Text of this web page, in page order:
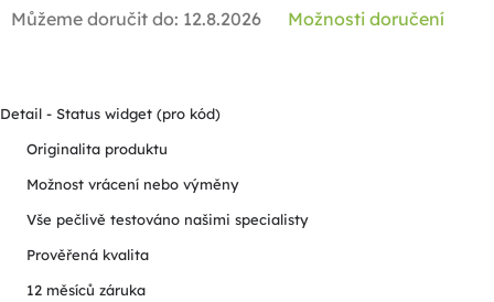
Můžeme doručit do: 12.8.2026 Možnosti doručení
Detail - Status widget (pro kód)
Originalita produktu
Možnost vrácení nebo výměny
Vše pečlivě testováno našimi specialisty
Prověřená kvalita
12 měsíců záruka